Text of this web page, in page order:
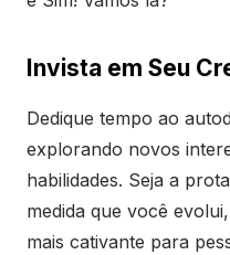
Invista em Seu
Dedique tempo ao
explorando novos
habilidades. Seja a
medida que você
mais cativante para